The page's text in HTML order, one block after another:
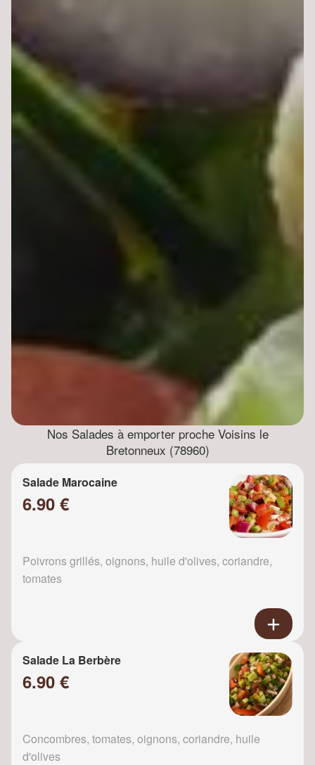
Nos Salades à emporter proche Voisins le
Bretonneux (78960)
Salade Marocaine
6.90 €
Poivrons grillés, oignons, huile d'olives, coriandre,
tomates
Salade La Berbère
6.90 €
Concombres, tomates, oignons, coriandre, huile
d'olives